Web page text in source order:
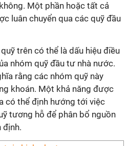
Một phần hoặc tất cả
luân chuyển qua các quỹ đầu
trên có thể là dấu hiệu điều
nhóm quỹ đầu tư nhà nước.
rằng các nhóm quỹ này
khoán. Một khả năng được
có thể định hướng tới việc
tương hỗ để phân bổ nguồn
định.